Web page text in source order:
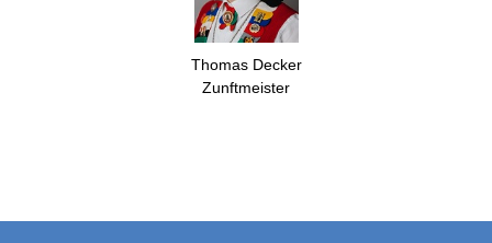
Thomas Decker
Zunftmeister